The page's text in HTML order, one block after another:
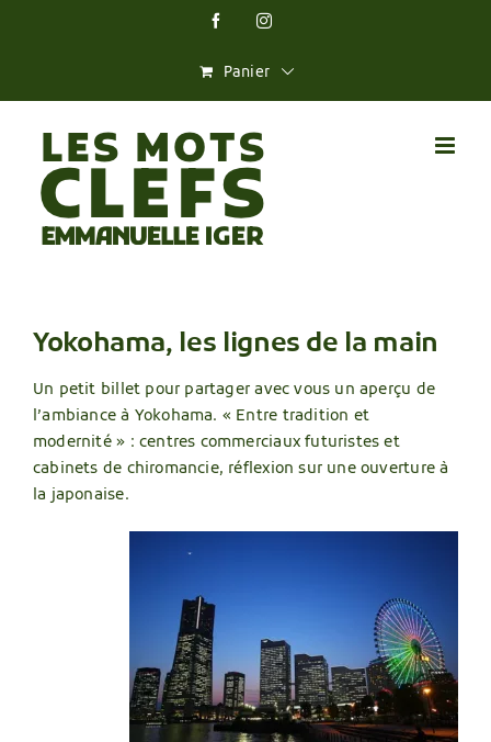
FacebookInstagram
Panier
Yokohama, les lignes de la main
Un petit billet pour partager avec vous un aperçu de
l’ambiance à Yokohama. « Entre tradition et
modernité » : centres commerciaux futuristes et
cabinets de chiromancie, réflexion sur une ouverture à
la japonaise.